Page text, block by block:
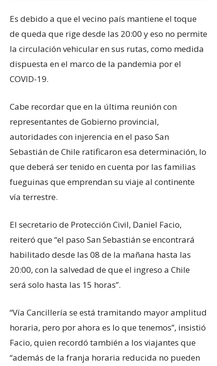
Es debido a que el vecino país mantiene el toque
de queda que rige desde las 20:00 y eso no permite
la circulación vehicular en sus rutas, como medida
dispuesta en el marco de la pandemia por el
COVID-19.
Cabe recordar que en la última reunión con
representantes de Gobierno provincial,
autoridades con injerencia en el paso San
Sebastián de Chile ratificaron esa determinación, lo
que deberá ser tenido en cuenta por las familias
fueguinas que emprendan su viaje al continente
vía terrestre.
El secretario de Protección Civil, Daniel Facio,
reiteró que “el paso San Sebastián se encontrará
habilitado desde las 08 de la mañana hasta las
20:00, con la salvedad de que el ingreso a Chile
será solo hasta las 15 horas”.
“Vía Cancillería se está tramitando mayor amplitud
horaria, pero por ahora es lo que tenemos”, insistió
Facio, quien recordó también a los viajantes que
“además de la franja horaria reducida no pueden